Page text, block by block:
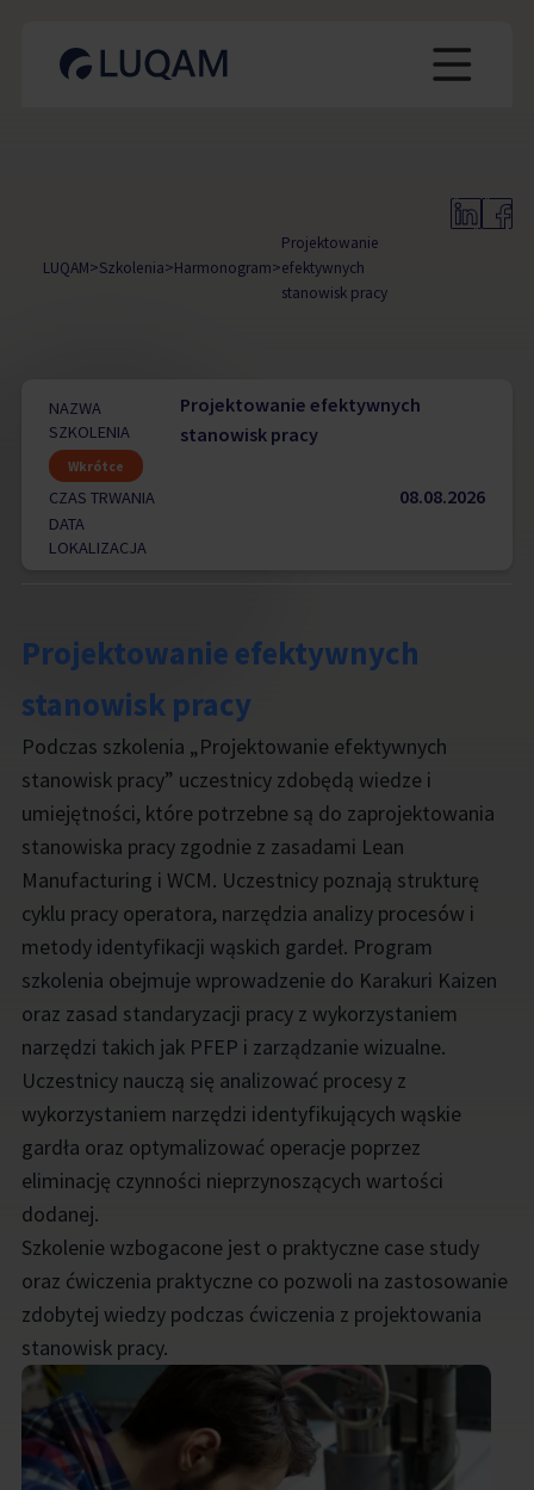
LUQAM>Szkolenia>Harmonogram>
Projektowanie
efektywnych
stanowisk pracy
NAZWA
SZKOLENIA
Projektowanie efektywnych
stanowisk pracy
Wkrótce
CZAS TRWANIA 08.08.2026
DATA
LOKALIZACJA
Projektowanie efektywnych
stanowisk pracy
Podczas szkolenia „Projektowanie efektywnych
stanowisk pracy” uczestnicy zdobędą wiedze i
umiejętności, które potrzebne są do zaprojektowania
stanowiska pracy zgodnie z zasadami Lean
Manufacturing i WCM. Uczestnicy poznają strukturę
cyklu pracy operatora, narzędzia analizy procesów i
metody identyfikacji wąskich gardeł. Program
szkolenia obejmuje wprowadzenie do Karakuri Kaizen
oraz zasad standaryzacji pracy z wykorzystaniem
narzędzi takich jak PFEP i zarządzanie wizualne.
Uczestnicy nauczą się analizować procesy z
wykorzystaniem narzędzi identyfikujących wąskie
gardła oraz optymalizować operacje poprzez
eliminację czynności nieprzynoszących wartości
dodanej.
Szkolenie wzbogacone jest o praktyczne case study
oraz ćwiczenia praktyczne co pozwoli na zastosowanie
zdobytej wiedzy podczas ćwiczenia z projektowania
stanowisk pracy.